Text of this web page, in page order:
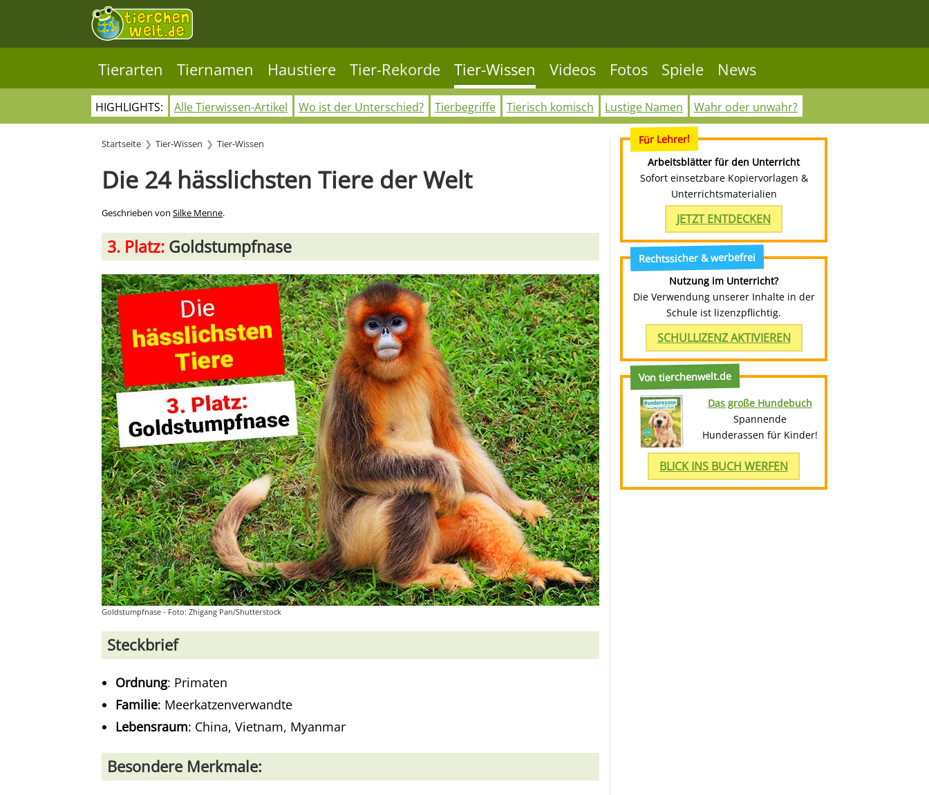
Tierarten Tiernamen Haustiere Tier-Rekorde Tier-Wissen Videos Fotos Spiele News
HIGHLIGHTS: Alle Tierwissen-Artikel Wo ist der Unterschied? Tierbegriffe Tierisch komisch Lustige Namen Wahr oder unwahr?
Startseite Tier-Wissen Tier-Wissen
Die 24 hässlichsten Tiere der Welt
Geschrieben von Silke Menne.
3. Platz: Goldstumpfnase
Goldstumpfnase - Foto: Zhigang Pan/Shutterstock
Steckbrief
Ordnung: Primaten
Familie: Meerkatzenverwandte
Lebensraum: China, Vietnam, Myanmar
Besondere Merkmale:
Für Lehrer!
Arbeitsblätter für den Unterricht
Sofort einsetzbare Kopiervorlagen &
Unterrichtsmaterialien
JETZT ENTDECKEN
Rechtssicher & werbefrei
Nutzung im Unterricht?
Die Verwendung unserer Inhalte in der
Schule ist lizenzpflichtig.
SCHULLIZENZ AKTIVIEREN
Von tierchenwelt.de
Das große Hundebuch
Spannende
Hunderassen für Kinder!
BLICK INS BUCH WERFEN